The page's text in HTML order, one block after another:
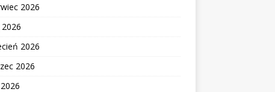
2026
2026
2026